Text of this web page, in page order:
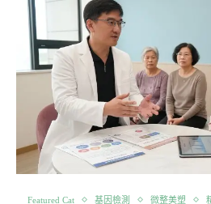
Featured Cat 基因檢測 微整美塑